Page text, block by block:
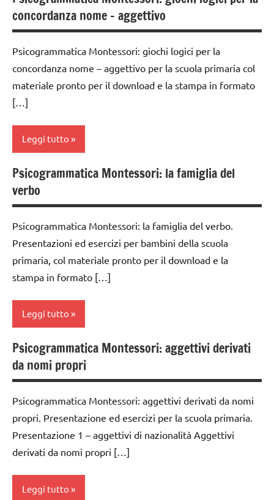
6
anni
GUIDA
DIDATTICA
MONTESSORI
LINGUAGGIO
materiale
didattico
Montessori
psicogrammatica
ARGOMENTI
PER ETA'
TUTTI GLI
ARTICOLI
grammaticale
Montessori
classe
1a
classe
2a
3a
dai
6
anni
DIDATTICA
MONTESSORI
LINGUAGGIO
MONTESSORI
materiale
nomenclature
Montessori
psicogrammatica
Montessori
TUTTI GLI
ARGOMENTI
PER ETA'
TUTTI GLI
ARTICOLI
concordanza nome – aggettivo
Psicogrammatica Montessori: giochi logici per la
concordanza nome – aggettivo per la scuola primaria col
materiale pronto per il download e la stampa in formato
[…]
Leggi tutto
analisi
grammaticale
Montessori
classe
1a
classe
2a
3a
dai
6
anni
GUIDA
DIDATTICA
MONTESSORI
LINGUAGGIO
Psicogrammatica Montessori: la famiglia del
verbo
Psicogrammatica Montessori: la famiglia del verbo.
Presentazioni ed esercizi per bambini della scuola
primaria, col materiale pronto per il download e la
stampa in formato […]
Leggi tutto
analisi
grammaticale
Montessori
classe
1a
classe
2a
3a
Psicogrammatica Montessori: aggettivi derivati
da nomi propri
Psicogrammatica Montessori: aggettivi derivati da nomi
propri. Presentazione ed esercizi per la scuola primaria.
Presentazione 1 – aggettivi di nazionalità Aggettivi
derivati da nomi propri […]
Leggi tutto